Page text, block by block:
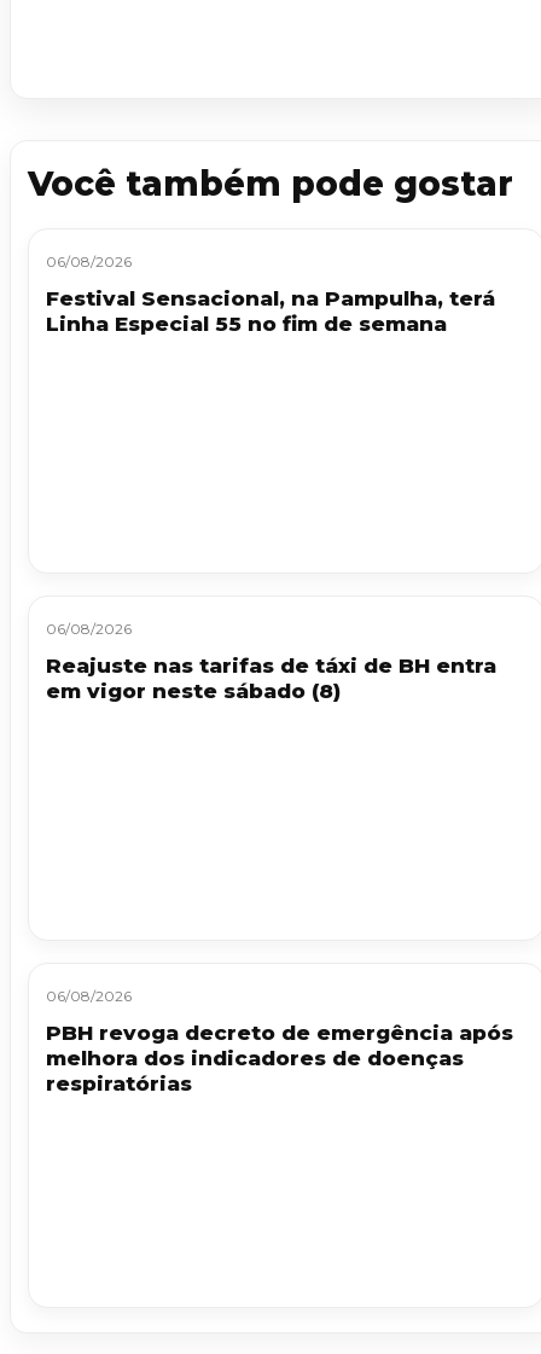
Você também pode gostar
06/08/2026
Festival Sensacional, na Pampulha, terá
Linha Especial 55 no fim de semana
06/08/2026
Reajuste nas tarifas de táxi de BH entra
em vigor neste sábado (8)
06/08/2026
PBH revoga decreto de emergência após
melhora dos indicadores de doenças
respiratórias